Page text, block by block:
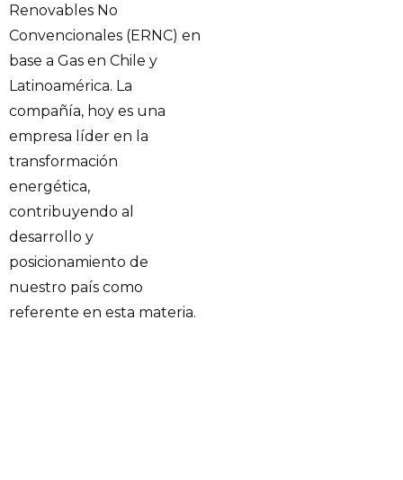
Renovables No
Convencionales (ERNC) en
base a Gas en Chile y
Latinoamérica. La
compañía, hoy es una
empresa líder en la
transformación
energética,
contribuyendo al
desarrollo y
posicionamiento de
nuestro país como
referente en esta materia.